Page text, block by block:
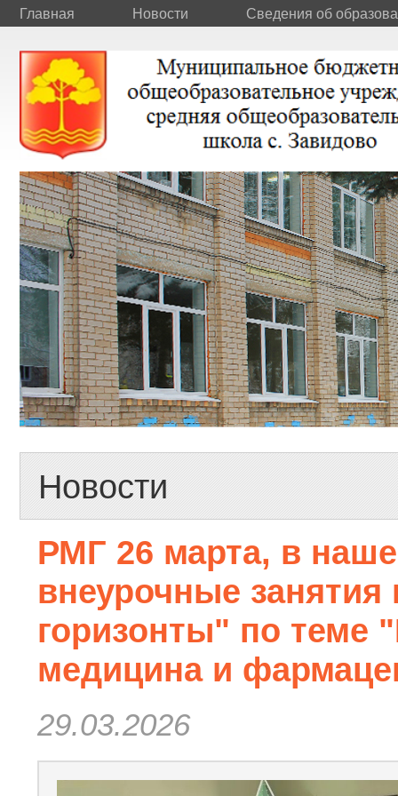
Главная Новости Сведения об
Новости
РМГ 26 марта, в
внеурочные
горизонты" по теме
медицина и
29.03.2026